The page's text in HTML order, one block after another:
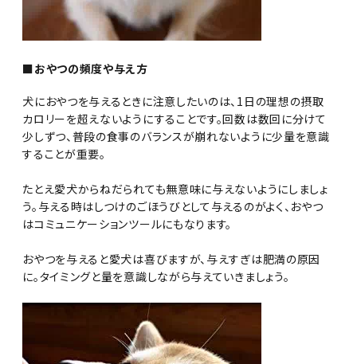
■おやつの頻度や与え方
犬におやつを与えるときに注意したいのは、1日の理想の摂取
カロリーを超えないようにすることです。回数は数回に分けて
少しずつ、普段の食事のバランスが崩れないように少量を意識
することが重要。
たとえ愛犬からねだられても無意味に与えないようにしましょ
う。与える時はしつけのごほうびとして与えるのがよく、おやつ
はコミュニケーションツールにもなります。
おやつを与えると愛犬は喜びますが、与えすぎは肥満の原因
に。タイミングと量を意識しながら与えていきましょう。